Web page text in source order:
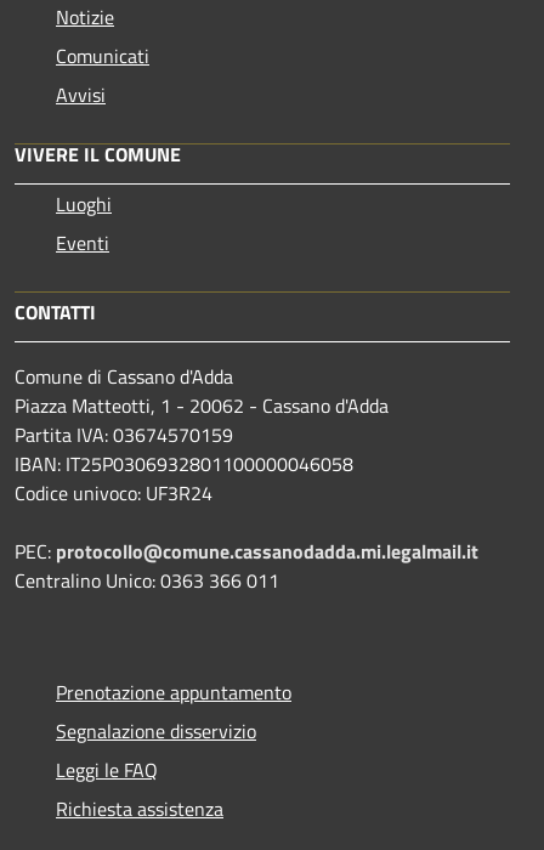
Notizie
Comunicati
Avvisi
VIVERE IL COMUNE
Luoghi
Eventi
CONTATTI
Comune di Cassano d'Adda
Piazza Matteotti, 1 - 20062 - Cassano d'Adda
Partita IVA: 03674570159
IBAN: IT25P0306932801100000046058
Codice univoco: UF3R24
PEC: protocollo@comune.cassanodadda.mi.legalmail.it
Centralino Unico: 0363 366 011
Prenotazione appuntamento
Segnalazione disservizio
Leggi le FAQ
Richiesta assistenza